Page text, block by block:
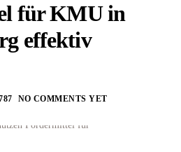
für KMU in
effektiv
NO COMMENTS YET